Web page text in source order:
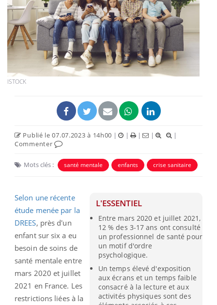
ISTOCK
Publié le 07.07.2023 à 14h00 | | | |
|
Commenter
Mots clés : santé mentale enfants crise sanitaire
L'ESSENTIEL
Entre mars 2020 et juillet 2021,
12 % des 3-17 ans ont consulté
un professionnel de santé pour
un motif d'ordre
psychologique.
Un temps élevé d'exposition
aux écrans et un temps faible
consacré à la lecture et aux
activités physiques sont des
Selon une récente
étude menée par la
DREES, près d'un
enfant sur six a eu
besoin de soins de
santé mentale entre
mars 2020 et juillet
2021 en France. Les
restrictions liées à la